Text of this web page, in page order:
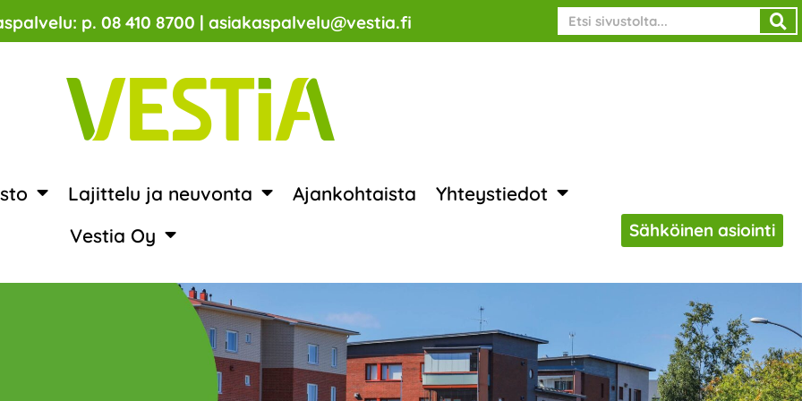
p. 08 410 8700 | asiakaspalvelu@vestia.fi Search
Lajittelu ja neuvonta Ajankohtaista
Yhteystiedot
Vestia Oy
Sähköinen asiointi